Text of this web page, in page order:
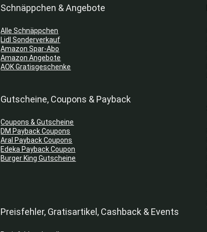
Schnäppchen & Angebote
Alle Schnäppchen
Lidl Sonderverkauf
Amazon Spar-Abo
Amazon Angebote
AOK Gratisgeschenke
Gutscheine, Coupons & Payback
Coupons & Gutscheine
DM Payback Coupons
Aral Payback Coupons
Edeka Payback Coupon
Burger King Gutscheine
Preisfehler, Gratisartikel, Cashback & Events